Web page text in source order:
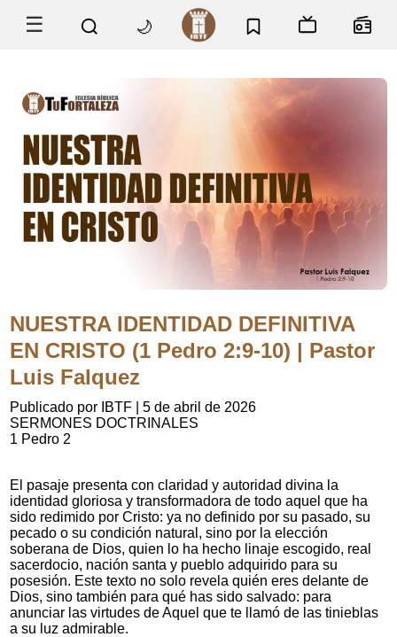
☰ 🌙
NUESTRA IDENTIDAD DEFINITIVA
EN CRISTO (1 Pedro 2:9-10) | Pastor
Luis Falquez
Publicado por IBTF
5 de abril de 2026
SERMONES DOCTRINALES
1 Pedro 2
El pasaje presenta con claridad y autoridad divina la
identidad gloriosa y transformadora de todo aquel que ha
sido redimido por Cristo: ya no definido por su pasado, su
pecado o su condición natural, sino por la elección
soberana de Dios, quien lo ha hecho linaje escogido, real
sacerdocio, nación santa y pueblo adquirido para su
posesión. Este texto no solo revela quién eres delante de
Dios, sino también para qué has sido salvado: para
anunciar las virtudes de Aquel que te llamó de las tinieblas
a su luz admirable.